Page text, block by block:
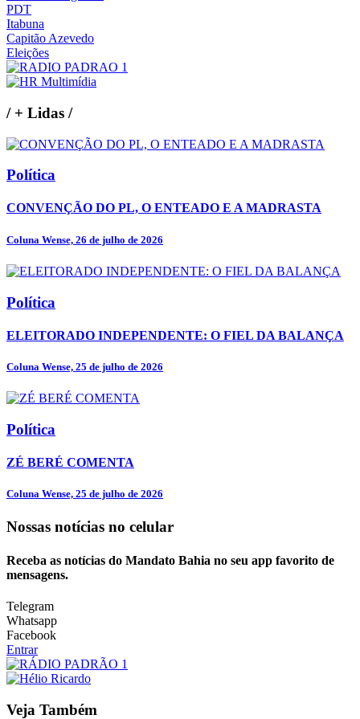
PDT
Itabuna
Capitão Azevedo
Eleições
/+ Lidas /
Política
CONVENÇÃO DO PL, O ENTEADO E A MADRASTA
Coluna Wense, 26 de julho de 2026
Política
ELEITORADO INDEPENDENTE: O FIEL DA BALANÇA
Coluna Wense, 25 de julho de 2026
Política
ZÉ BERÉ COMENTA
Coluna Wense, 25 de julho de 2026
Nossas notícias no celular
Receba as notícias do Mandato Bahia no seu app favorito de
mensagens.
Telegram
Whatsapp
Facebook
Entrar
Veja Também